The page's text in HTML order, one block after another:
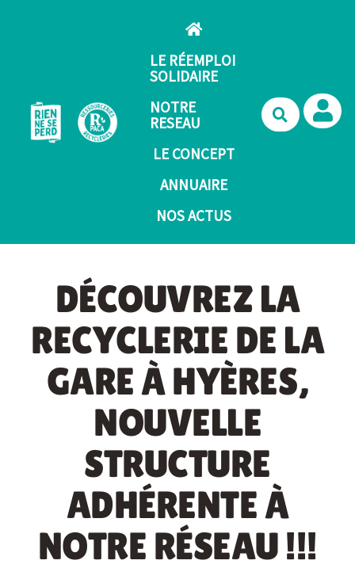
LE RÉEMPLOI
SOLIDAIRE
NOTRE
RESEAU
LE CONCEPT
ANNUAIRE
NOS ACTUS
DÉCOUVREZ LA
RECYCLERIE DE LA
GARE À HYÈRES,
NOUVELLE
STRUCTURE
ADHÉRENTE À
NOTRE RÉSEAU !!!